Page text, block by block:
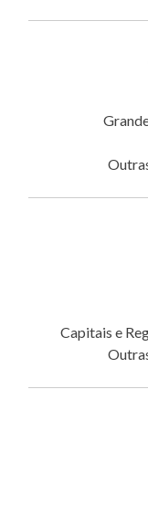
Capitais e